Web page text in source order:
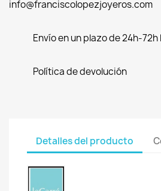
info@franciscolopezjoyeros.com
Envío en un plazo de 24h-
Política de devolución
Detalles del producto